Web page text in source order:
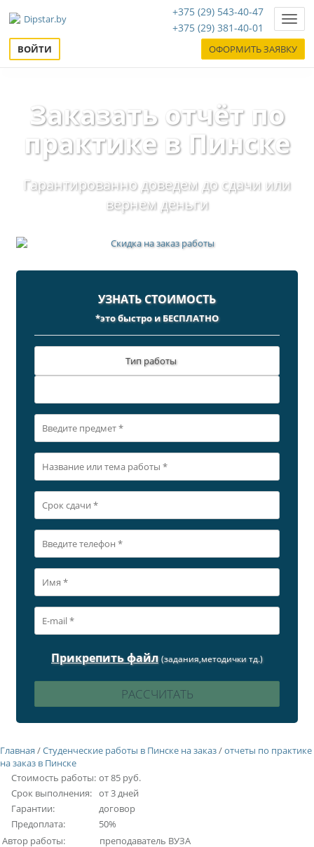
+375 (29) 543-40-47
+375 (29) 381-40-01
ВОЙТИ ОФОРМИТЬ ЗАЯВКУ
Заказать отчёт по
практике в Пинске
Гарантированно доведем до сдачи или
вернем деньги
УЗНАТЬ СТОИМОСТЬ
*это быстро и БЕСПЛАТНО
Тип работы
Прикрепить файл (задания,методички тд.)
Главная /Студенческие работы в Пинске на заказ/отчеты по практике
на заказ в Пинске
Стоимость работы: от 85 руб.
Срок выполнения: от 3 дней
Гарантии:
договор
Предоплата:
50%
Автор работы:
преподаватель ВУЗА